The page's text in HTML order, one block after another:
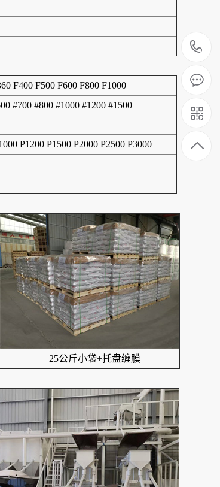
F400 F500 F600 F800 F1000
#700 #800 #1000 #1200 #1500
P1200 P1500 P2000 P2500 P3000
25公斤小袋+托盘缠膜